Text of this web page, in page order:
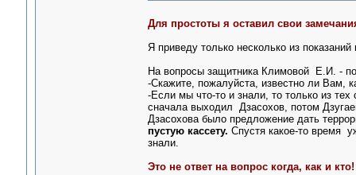
Для простоты я оставил свои
Я приведу только несколько из
На вопросы защитника Климовой Е.И. -
-Скажите, пожалуйста, известно ли Вам,
-Если мы что-то и знали, то только из
сначала выходил Дзасохов, потом
Дзасохова было предложение дать
пустую кассету. Спустя какое-то время
знали.
Это не ответ на вопрос когда, как и кто!